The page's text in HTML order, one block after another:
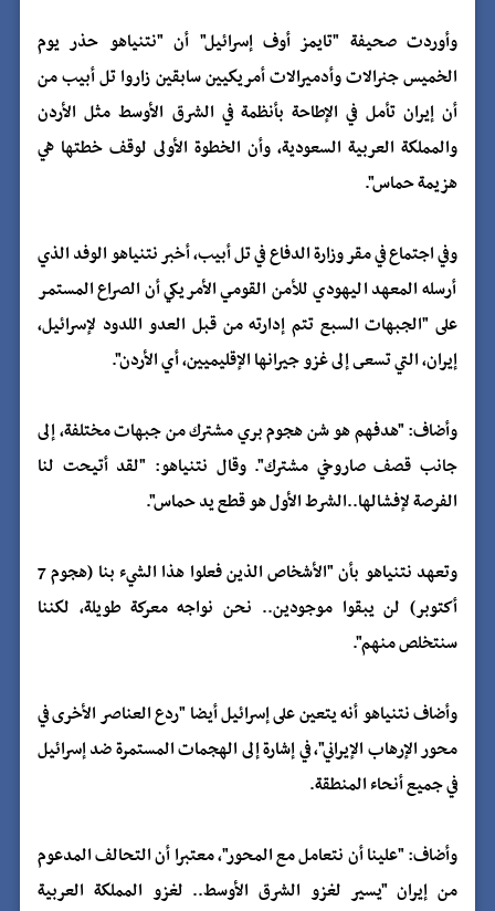
وأوردت صحيفة "تايمز أوف إسرائيل" أن "نتنياهو حذر يوم
الخميس جنرالات وأدميرالات أمريكيين سابقين زاروا تل أبيب من
أن إيران تأمل في الإطاحة بأنظمة في الشرق الأوسط مثل الأردن
والمملكة العربية السعودية، وأن الخطوة الأولى لوقف خطتها هي
هزيمة حماس".
وفي اجتماع في مقر وزارة الدفاع في تل أبيب، أخبر نتنياهو الوفد الذي
أرسله المعهد اليهودي للأمن القومي الأمريكي أن الصراع المستمر
على "الجبهات السبع تتم إدارته من قبل العدو اللدود لإسرائيل،
إيران، التي تسعى إلى غزو جيرانها الإقليميين، أي الأردن".
وأضاف: "هدفهم هو شن هجوم بري مشترك من جبهات مختلفة، إلى
جانب قصف صاروخي مشترك". وقال نتنياهو: "لقد أتيحت لنا
الفرصة لإفشالها..الشرط الأول هو قطع يد حماس".
وتعهد نتنياهو بأن "الأشخاص الذين فعلوا هذا الشيء بنا (هجوم 7
أكتوبر) لن يبقوا موجودين.. نحن نواجه معركة طويلة، لكننا
سنتخلص منهم".
وأضاف نتنياهو أنه يتعين على إسرائيل أيضا "ردع العناصر الأخرى في
محور الإرهاب الإيراني"، في إشارة إلى الهجمات المستمرة ضد إسرائيل
في جميع أنحاء المنطقة.
وأضاف: "علينا أن نتعامل مع المحور"، معتبرا أن التحالف المدعوم
من إيران "يسير لغزو الشرق الأوسط.. لغزو المملكة العربية